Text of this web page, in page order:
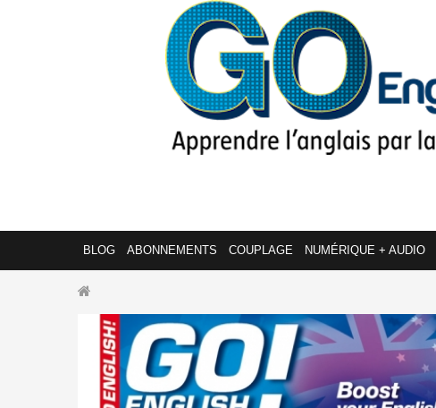
BLOG ABONNEMENTS COUPLAGE NUMÉRIQUE + AUDIO